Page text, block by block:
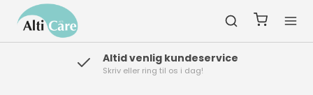
Altid venlig kundeservice
Skriv eller ring til os i dag!